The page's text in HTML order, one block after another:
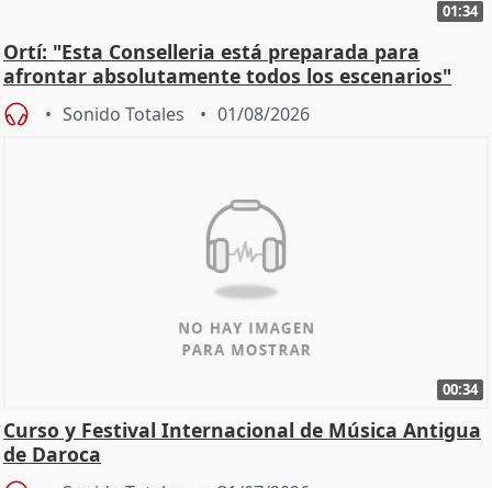
01:34
Ortí: "Esta Conselleria está preparada para
afrontar absolutamente todos los escenarios"
Sonido Totales 01/08/2026
00:34
Curso y Festival Internacional de Música Antigua
de Daroca